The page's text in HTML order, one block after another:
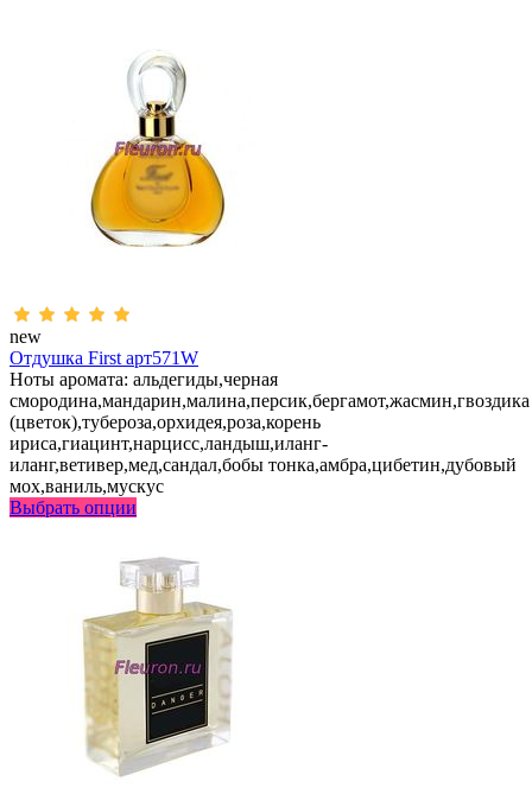
new
Отдушка First арт571W
Ноты аромата: альдегиды,черная
смородина,мандарин,малина,персик,бергамот,жасмин,гвоздика
(цветок),тубероза,орхидея,роза,корень
ириса,гиацинт,нарцисс,ландыш,иланг-
иланг,ветивер,мед,сандал,бобы тонка,амбра,цибетин,дубовый
мох,ваниль,мускус
Выбрать опции